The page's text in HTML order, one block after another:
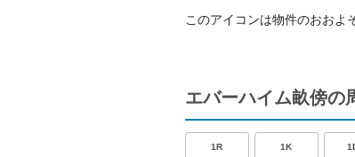
このアイコンは物件のおおよ
エバーハイム畝傍の
1R 1K